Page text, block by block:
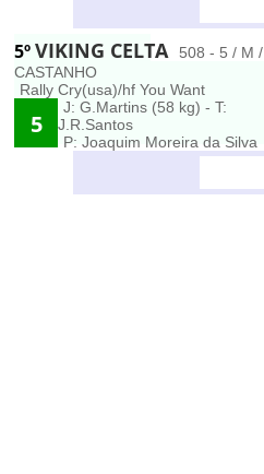
5ºVIKING CELTA
508 - 5 / M /
CASTANHO
Rally Cry(usa)/hf You Want
5
J: G.Martins (58 kg) - T:
J.R.Santos
P: Joaquim Moreira da Silva